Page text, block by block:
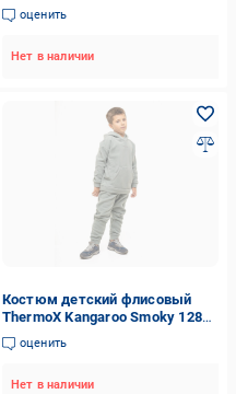
оценить
Нет в наличии
Костюм детский флисовый
ThermoX Kangaroo Smoky 128
см Серый
оценить
Нет в наличии